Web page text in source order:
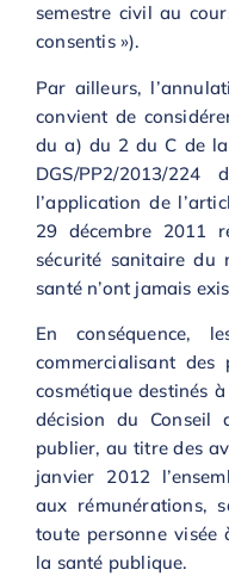
semestre civil au
consentis »).
Par ailleurs,
convient de
du a) du 2 du C de
DGS/PP2/2013/
l’application de
29 décembre 2011
sécurité sanitaire du
santé n’ont jamais
En conséquence,
commercialisant
cosmétique destinés
décision du Conseil
publier, au titre des
janvier 2012
aux rémunérations,
toute personne visée
la santé publique.